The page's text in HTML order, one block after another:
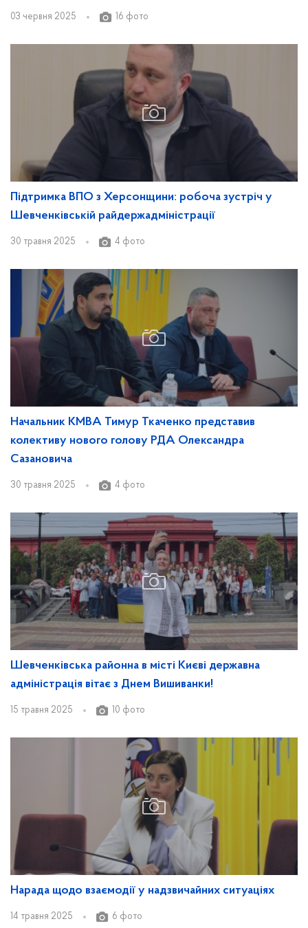
03 червня 2025 16 фото
Підтримка ВПО з Херсонщини: робоча зустріч у
Шевченківській райдержадміністрації
30 травня 2025 4 фото
Начальник КМВА Тимур Ткаченко представив
колективу нового голову РДА Олександра
Сазановича
30 травня 2025 4 фото
Шевченківська районна в місті Києві державна
адміністрація вітає з Днем Вишиванки!
15 травня 2025 10 фото
Нарада щодо взаємодії у надзвичайних ситуаціях
14 травня 2025 6 фото